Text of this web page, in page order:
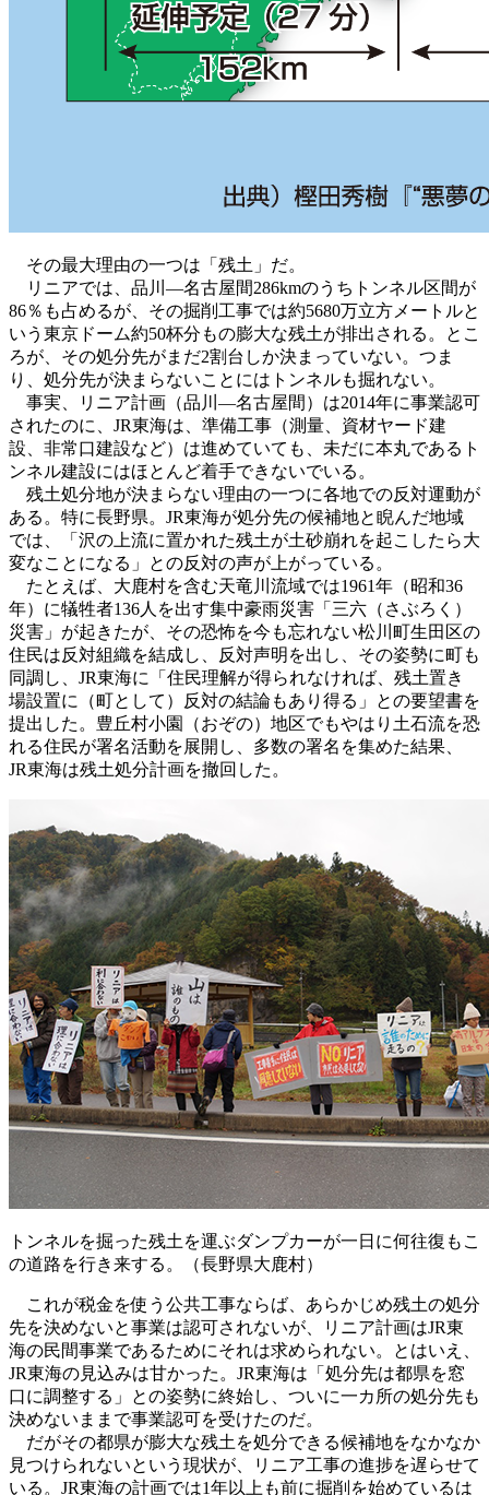
その最大理由の一つは「残土」だ。
リニアでは、品川―名古屋間286kmのうちトンネル区間が
86％も占めるが、その掘削工事では約5680万立方メートルと
いう東京ドーム約50杯分もの膨大な残土が排出される。とこ
ろが、その処分先がまだ2割台しか決まっていない。つま
り、処分先が決まらないことにはトンネルも掘れない。
事実、リニア計画（品川―名古屋間）は2014年に事業認可
されたのに、JR東海は、準備工事（測量、資材ヤード建
設、非常口建設など）は進めていても、未だに本丸であるト
ンネル建設にはほとんど着手できないでいる。
残土処分地が決まらない理由の一つに各地での反対運動が
ある。特に長野県。JR東海が処分先の候補地と睨んだ地域
では、「沢の上流に置かれた残土が土砂崩れを起こしたら大
変なことになる」との反対の声が上がっている。
たとえば、大鹿村を含む天竜川流域では1961年（昭和36
年）に犠牲者136人を出す集中豪雨災害「三六（さぶろく）
災害」が起きたが、その恐怖を今も忘れない松川町生田区の
住民は反対組織を結成し、反対声明を出し、その姿勢に町も
同調し、JR東海に「住民理解が得られなければ、残土置き
場設置に（町として）反対の結論もあり得る」との要望書を
提出した。豊丘村小園（おぞの）地区でもやはり土石流を恐
れる住民が署名活動を展開し、多数の署名を集めた結果、
JR東海は残土処分計画を撤回した。
トンネルを掘った残土を運ぶダンプカーが一日に何往復もこ
の道路を行き来する。（長野県大鹿村）
これが税金を使う公共工事ならば、あらかじめ残土の処分
先を決めないと事業は認可されないが、リニア計画はJR東
海の民間事業であるためにそれは求められない。とはいえ、
JR東海の見込みは甘かった。JR東海は「処分先は都県を窓
口に調整する」との姿勢に終始し、ついに一カ所の処分先も
決めないままで事業認可を受けたのだ。
だがその都県が膨大な残土を処分できる候補地をなかなか
見つけられないという現状が、リニア工事の進捗を遅らせて
いる。JR東海の計画では1年以上も前に掘削を始めているは